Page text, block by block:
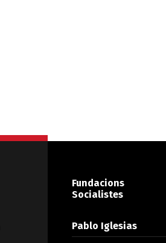
Fundacions
Socialistes
Pablo Iglesias